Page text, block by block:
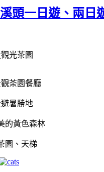
頭一日遊、兩日
光茶園
茶園餐廳
暑勝地
的黃色森林
園、天梯